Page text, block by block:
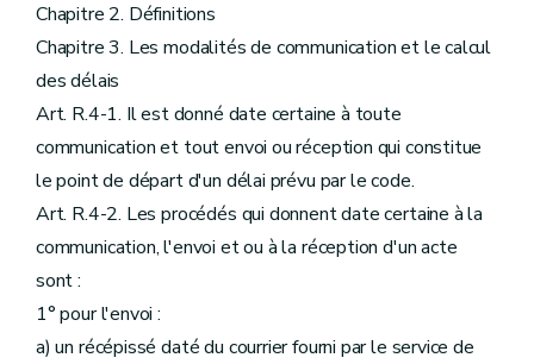
Chapitre 2. Définitions
Chapitre 3. Les modalités de communication et le calcul
des délais
Art. R.4-1. Il est donné date certaine à toute
communication et tout envoi ou réception qui constitue
le point de départ d'un délai prévu par le code.
Art. R.4-2. Les procédés qui donnent date certaine à la
communication, l'envoi et ou à la réception d'un acte
sont :
1° pour l'envoi :
a) un récépissé daté du courrier fourni par le service de